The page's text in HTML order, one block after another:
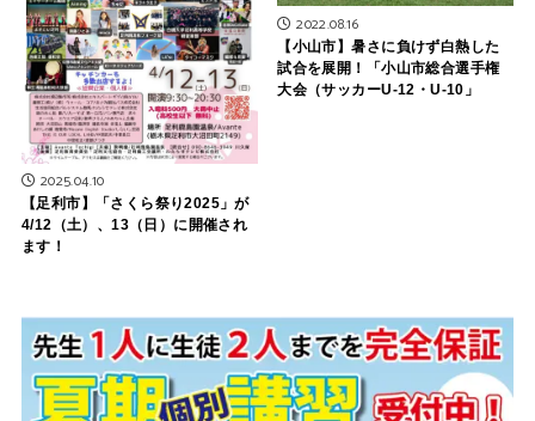
2025.04.10
【足利市】「さくら祭り2025」が
4/12（土）、13（日）に開催され
ます！
2022.08.16
【小山市】暑さに負けず白熱した
試合を展開！「小山市総合選手権
大会（サッカーU-12・U-10」